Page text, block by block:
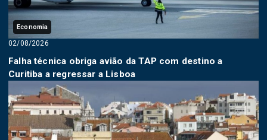
Economia
02/08/2026
Falha técnica obriga avião da TAP com destino a
Curitiba a regressar a Lisboa